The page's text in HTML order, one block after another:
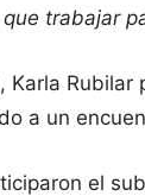
trabajar
a un
el